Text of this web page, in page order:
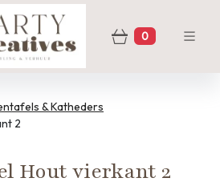
0
& Katheders
2
Hout vierkant 2